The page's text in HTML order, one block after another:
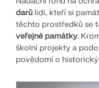
VÍCE INFORMACÍ
darů lidi, kteří si
těchto prostředků se
veřejné památky.
školní projekty a
povědomí o